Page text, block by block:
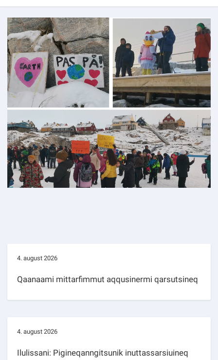
4. august 2026
Qaanaami mittarfimmut aqqusinermi qarsutsineq
4. august 2026
Ilulissani: Pigineqanngitsunik inuttassarsiuineq